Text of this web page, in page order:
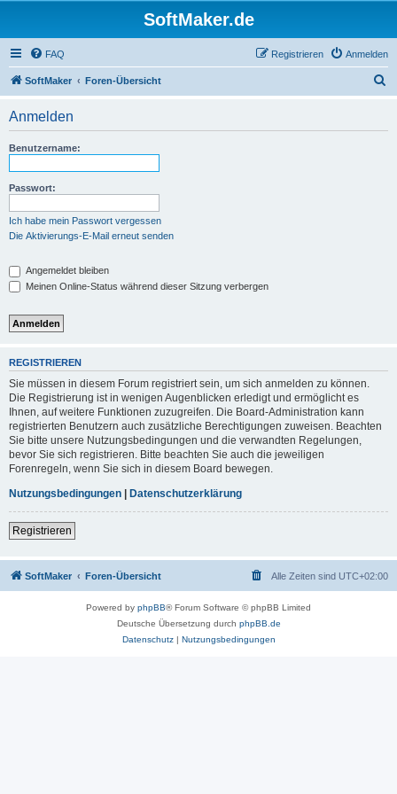
SoftMaker.de
FAQ Anmelden
Registrieren
SoftMaker Foren-Übersicht
Anmelden
Benutzername:
Passwort:
Ich habe mein Passwort vergessen
Die Aktivierungs-E-Mail erneut senden
Angemeldet bleiben
Meinen Online-Status während dieser Sitzung verbergen
REGISTRIEREN
Sie müssen in diesem Forum registriert sein, um sich anmelden zu können.
Die Registrierung ist in wenigen Augenblicken erledigt und ermöglicht es
Ihnen, auf weitere Funktionen zuzugreifen. Die Board-Administration kann
registrierten Benutzern auch zusätzliche Berechtigungen zuweisen. Beachten
Sie bitte unsere Nutzungsbedingungen und die verwandten Regelungen,
bevor Sie sich registrieren. Bitte beachten Sie auch die jeweiligen
Forenregeln, wenn Sie sich in diesem Board bewegen.
Nutzungsbedingungen | Datenschutzerklärung
Registrieren
SoftMaker Foren-Übersicht Alle Zeiten sind UTC+02:00
Powered by phpBB® Forum Software © phpBB Limited
Deutsche Übersetzung durch phpBB.de
Datenschutz| Nutzungsbedingungen